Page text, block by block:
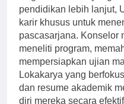
Bagi mahasiswa yang
pendidikan lebih lanjut,
karir khusus untuk
pascasarjana. Konselor
meneliti program,
mempersiapkan ujian
Lokakarya yang
dan resume akademik